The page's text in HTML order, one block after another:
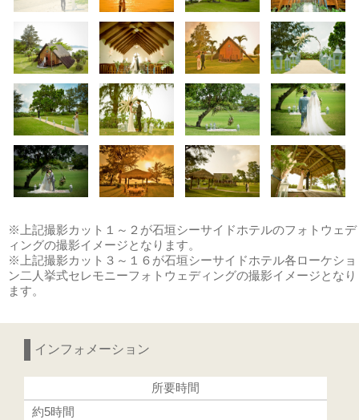
※上記撮影カット１～２が石垣シーサイドホテルのフォトウェデ
ィングの撮影イメージとなります。
※上記撮影カット３～１６が石垣シーサイドホテル各ローケショ
ン二人挙式セレモニーフォトウェディングの撮影イメージとなり
ます。
インフォメーション
所要時間
約5時間